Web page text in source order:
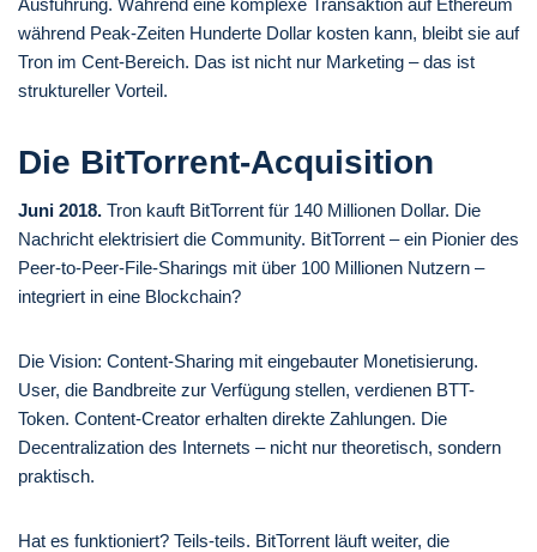
Ausführung. Während eine komplexe Transaktion auf Ethereum
während Peak-Zeiten Hunderte Dollar kosten kann, bleibt sie auf
Tron im Cent-Bereich. Das ist nicht nur Marketing – das ist
struktureller Vorteil.
Die BitTorrent-Acquisition
Juni 2018. Tron kauft BitTorrent für 140 Millionen Dollar. Die
Nachricht elektrisiert die Community. BitTorrent – ein Pionier des
Peer-to-Peer-File-Sharings mit über 100 Millionen Nutzern –
integriert in eine Blockchain?
Die Vision: Content-Sharing mit eingebauter Monetisierung.
User, die Bandbreite zur Verfügung stellen, verdienen BTT-
Token. Content-Creator erhalten direkte Zahlungen. Die
Decentralization des Internets – nicht nur theoretisch, sondern
praktisch.
Hat es funktioniert? Teils-teils. BitTorrent läuft weiter, die